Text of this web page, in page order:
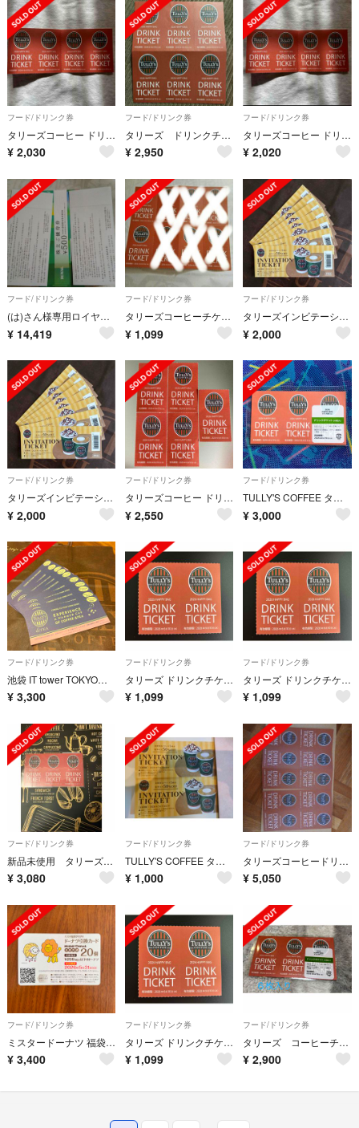
フード/ドリンク券
タリーズコーヒー ドリンクチケット 4枚 福袋
¥ 2,030
フード/ドリンク券
タリーズ ドリンクチケット ６枚
¥ 2,950
フード/ドリンク券
タリーズコーヒー ドリンクチケット 4枚 福袋
¥ 2,020
フード/ドリンク券
(は)さん様専用ロイヤル株主優待券 23枚、タリーズコーヒー6枚
¥ 14,419
フード/ドリンク券
タリーズコーヒーチケット 2枚
¥ 1,099
フード/ドリンク券
タリーズインビテーション チケット 8枚セット ◆ 割引券 半額券
¥ 2,000
フード/ドリンク券
タリーズインビテーション チケット 8枚セット ◆ 割引券 半額券
¥ 2,000
フード/ドリンク券
タリーズコーヒー ドリンクチケット 5枚
¥ 2,550
フード/ドリンク券
TULLY'S COFFEE タリーズ ドリンクチケット 6枚セット
¥ 3,000
フード/ドリンク券
池袋 IT tower TOKYO店限定 ◆ タリーズ ドリンクチケット 10枚
¥ 3,300
フード/ドリンク券
タリーズ ドリンクチケット 2枚
¥ 1,099
フード/ドリンク券
タリーズ ドリンクチケット 2枚
¥ 1,099
フード/ドリンク券
新品未使用 タリーズ ドリンクチケット 六枚
¥ 3,080
フード/ドリンク券
TULLY'S COFFEE タリーズ 50%OFF インビテーション チケット
¥ 1,000
フード/ドリンク券
タリーズコーヒードリンクチケット10 枚
¥ 5,050
フード/ドリンク券
ミスタードーナツ 福袋 ◆ ドーナツ引換券 20個分 ◆ ミスド 引換カード
¥ 3,400
フード/ドリンク券
タリーズ ドリンクチケット 2枚
¥ 1,099
フード/ドリンク券
タリーズ コーヒーチケット６枚
¥ 2,900